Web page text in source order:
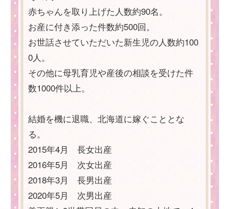
赤ちゃんを取り上げた人数約90名。
お産に付き添った件数約500回。
お世話させていただいた新生児の人数約100
0人。
その他に母乳育児や産後の相談を受けた件
数1000件以上。
結婚を機に退職、北海道に嫁ぐこととな
る。
2015年4月 長女出産
2016年5月 次女出産
2018年3月 長男出産
2020年5月 次男出産